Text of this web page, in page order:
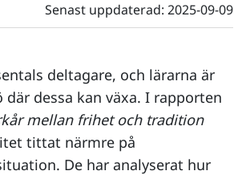
Senast uppdaterad: 2025-09-09
deltagare, och lärarna är
dessa kan växa. I rapporten
mellan frihet och tradition
tittat närmre på
De har analyserat hur